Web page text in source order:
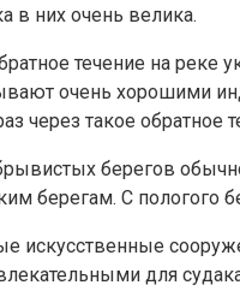
в них очень велика.
течение на
очень хорошими
через такое обратное
берегов
берегам. С пологого
искусственные
для